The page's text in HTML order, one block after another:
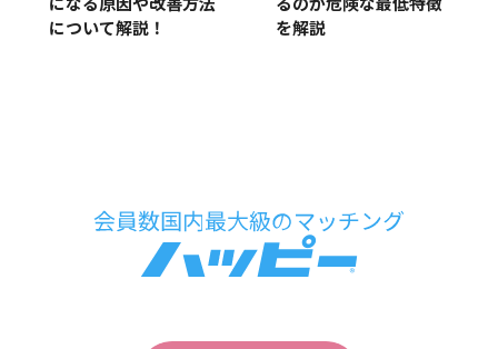
になる原因や改善方法
について解説！
るのが危険な最低特徴
を解説